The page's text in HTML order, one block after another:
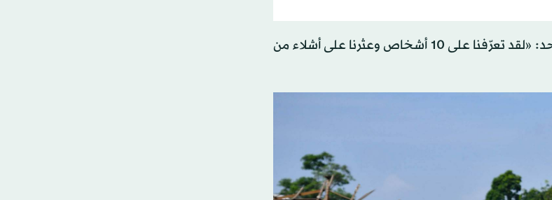
وقال حاكم مقاطعة ناراثيوات سانان بونغاكسورن، في مؤتمر صحافي الأحد: «لقد تعرّفنا على 10 أشخاص وعثرنا على أشلاء من